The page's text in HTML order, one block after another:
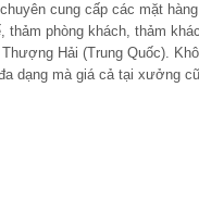
cung cấp các mặt
thảm phòng khách, thảm
Hải (Trung Quốc).
dạng mà giá cả tại xưởng